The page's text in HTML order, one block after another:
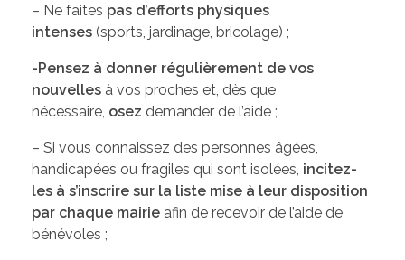
– Ne faites pas d’efforts physiques
intenses (sports, jardinage, bricolage) ;
-Pensez à donner régulièrement de vos
nouvelles à vos proches et, dès que
nécessaire, osez demander de l’aide ;
– Si vous connaissez des personnes âgées,
handicapées ou fragiles qui sont isolées, incitez-
les à s’inscrire sur la liste mise à leur disposition
par chaque mairie afin de recevoir de l’aide de
bénévoles ;